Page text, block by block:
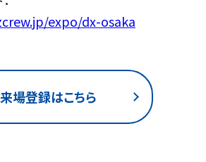
expo/dx-osaka
来場登録はこちら